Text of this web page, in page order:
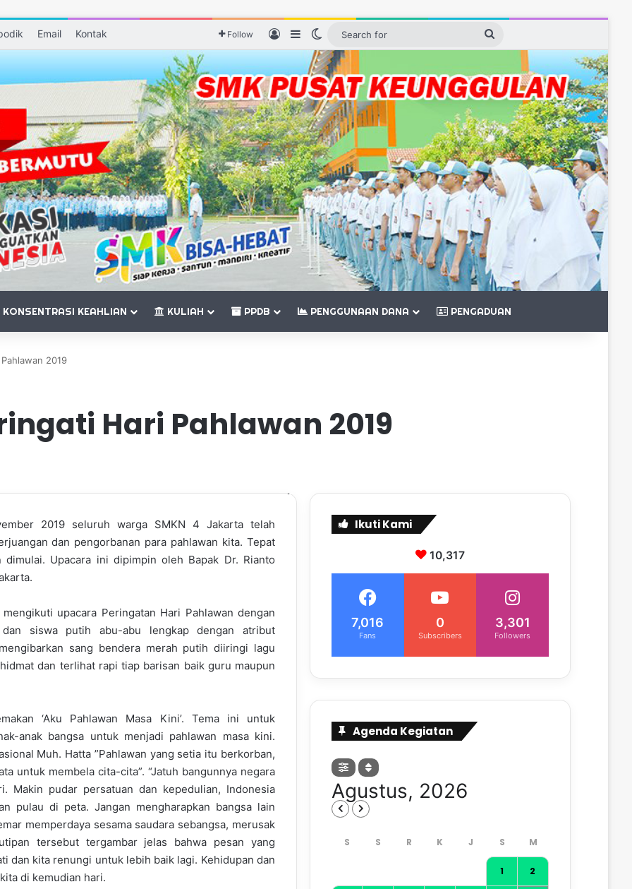
Email Kontak Follow Log InSidebarSwitch skin
KONSENTRASI KEAHLIAN KULIAH PPDB PENGGUNAAN DANA PENGADUAN
2019
Hari Pahlawan 2019
2019 seluruh warga SMKN 4 Jakarta telah
dan pengorbanan para pahlawan kita. Tepat
Upacara ini dipimpin oleh Bapak Dr. Rianto
upacara Peringatan Hari Pahlawan dengan
siswa putih abu-abu lengkap dengan atribut
sang bendera merah putih diiringi lagu
dan terlihat rapi tiap barisan baik guru maupun
‘Aku Pahlawan Masa Kini’. Tema ini untuk
anak bangsa untuk menjadi pahlawan masa kini.
Muh. Hatta ”Pahlawan yang setia itu berkorban,
untuk membela cita-cita”. “Jatuh bangunnya negara
Makin pudar persatuan dan kepedulian, Indonesia
pulau di peta. Jangan mengharapkan bangsa lain
memperdaya sesama saudara sebangsa, merusak
tersebut tergambar jelas bahwa pesan yang
dan kita renungi untuk lebih baik lagi. Kehidupan dan
di kemudian hari.
Ikuti Kami
10,317
7,016
Fans
0
Subscribers
3,301
Followers
Agenda Kegiatan
Agustus, 2026
1 2